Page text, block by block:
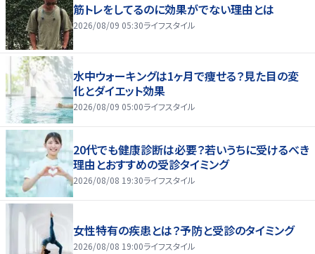
筋トレをしてるのに効果がでない理由とは
2026/08/09 05:30ライフスタイル
水中ウォーキングは1ヶ月で痩せる？見た目の変
化とダイエット効果
2026/08/09 05:00ライフスタイル
20代でも健康診断は必要？若いうちに受けるべき
理由とおすすめの受診タイミング
2026/08/08 19:30ライフスタイル
女性特有の疾患とは？予防と受診のタイミング
2026/08/08 19:00ライフスタイル